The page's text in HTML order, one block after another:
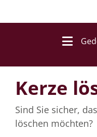
Kerze
Sind Sie sicher,
löschen möchten?